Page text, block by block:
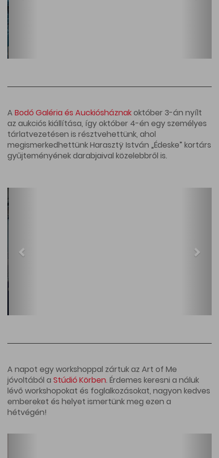
A Bodó Galéria és Auckiósháznakoktóber 3-án nyílt
az aukciós kiállítása, így október 4-én egy személyes
tárlatvezetésen is résztvehettünk, ahol
megismerkedhettünk Harasztÿ István „Édeske” kortárs
gyűjteményének darabjaival közelebbről is.
A napot egy workshoppal zártuk az Art of Me
jóvoltából a Stúdió Körben. Érdemes keresni a náluk
lévő workshopokat és foglalkozásokat, nagyon kedves
embereket és helyet ismertünk meg ezen a
hétvégén!